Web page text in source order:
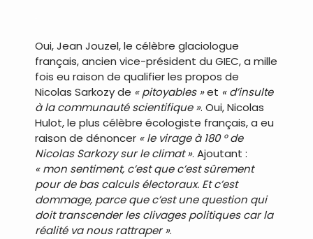
Oui, Jean Jouzel, le célèbre glaciologue
français, ancien vice-président du GIEC, a mille
fois eu raison de qualifier les propos de
Nicolas Sarkozy de « pitoyables »et « d’insulte
à la communauté scientifique ». Oui, Nicolas
Hulot, le plus célèbre écologiste français, a eu
raison de dénoncer « le virage à 180 ° de
Nicolas Sarkozy sur le climat ». Ajoutant :
« mon sentiment, c’est que c’est sûrement
pour de bas calculs électoraux. Et c’est
dommage, parce que c’est une question qui
doit transcender les clivages politiques car la
réalité va nous rattraper ».